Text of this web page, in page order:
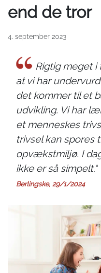
end de tror
4. september 2023
Rigtig meget
at vi har
det kommer til et
udvikling. Vi har
et menneskes
trivsel kan spores
opvækstmiljø. I
ikke er så simpelt."
Berlingske, 29/1/2024